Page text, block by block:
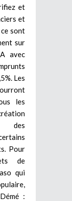
et
et
sont
sur
avec
Les
les
des
Pour
de
qui
: